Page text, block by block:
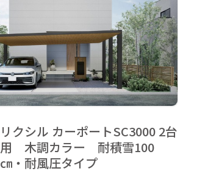
リクシル カーポートSC3000 2台
用 木調カラー 耐積雪100
㎝・耐風圧タイプ